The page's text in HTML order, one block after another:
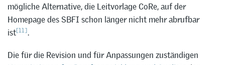
mögliche Alternative, die Leitvorlage CoRe, auf der
Homepage des SBFI schon länger nicht mehr abrufbar
ist[11].
Die für die Revision und für Anpassungen zuständigen